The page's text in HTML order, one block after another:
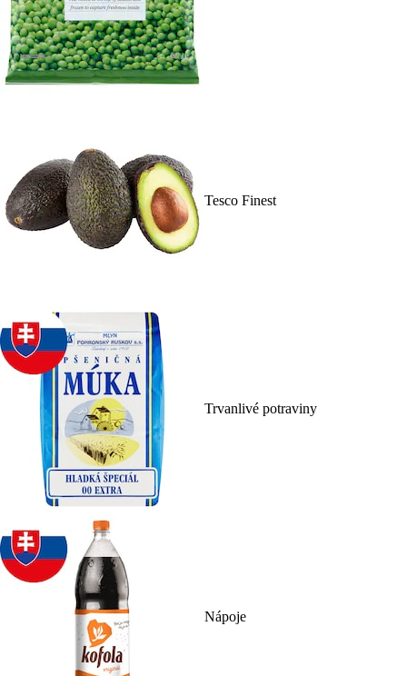
Tesco Finest
Trvanlivé potraviny
Nápoje